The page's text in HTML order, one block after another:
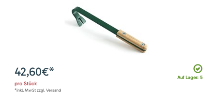
Auf Lager: 5
42,60€*
pro Stück
*inkl. MwSt zzgl. Versand